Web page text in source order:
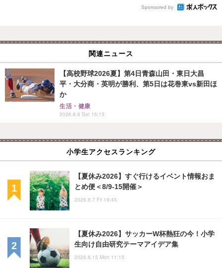
Sponsored by
関連ニュース
【高校野球2026夏】第4日青森山田・東日大昌
平・大分商・英明が勝利、第5日は花巻東vs新田ほ
か
生活・健康
2026.8.8 Sat 15:15
小学生アクセスランキング
【夏休み2026】すぐ行けるイベント情報おま
とめ便＜8/9-15開催＞
2026.8.7 Fri 19:45
【夏休み2026】サッカーW杯熱狂の今！小学
生向け自由研究テーマアイデア集
2026.6.15 Mon 11:15